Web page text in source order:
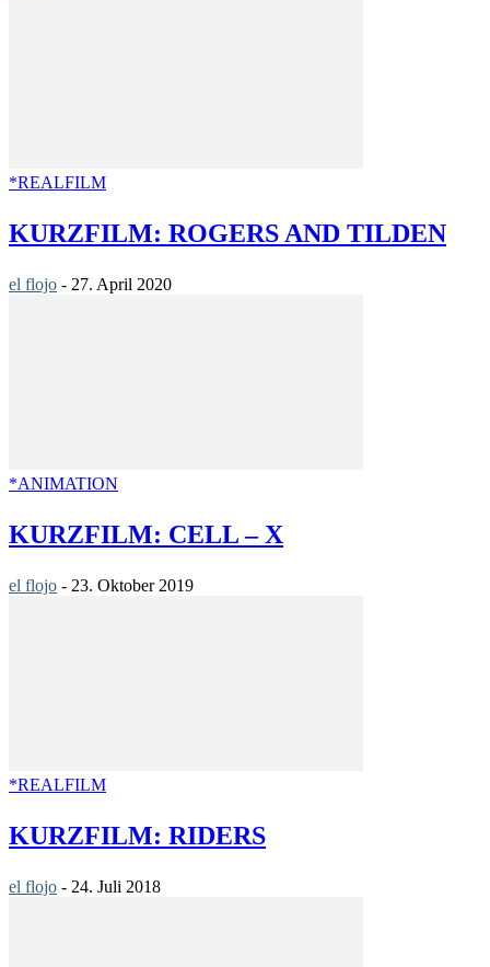
*REALFILM
KURZFILM: ROGERS AND TILDEN
el flojo - 27. April 2020
*ANIMATION
KURZFILM: CELL – X
el flojo - 23. Oktober 2019
*REALFILM
KURZFILM: RIDERS
el flojo - 24. Juli 2018